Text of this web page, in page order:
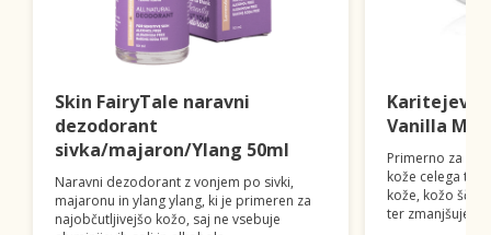
Skin FairyTale naravni
dezodorant
sivka/majaron/Ylang 50ml
Naravni dezodorant z vonjem po sivki,
majaronu in ylang ylang, ki je primeren za
najobčutljivejšo kožo, saj ne vsebuje
Karitejevo
Vanilla
Primerno za
kože celega
kože, kožo
ter zmanjšuje